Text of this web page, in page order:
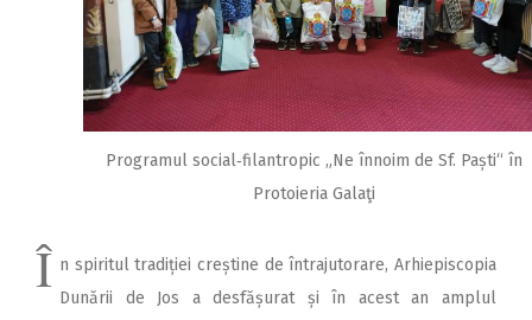
Programul social‑filantropic „Ne înnoim de Sf. Paști“ în
Protoieria Galaţi
Î n spiritul tradiției creș­tine de întrajutorare, Ar­hiepis­copia
Dunării de Jos a desfășurat și în acest an amplul